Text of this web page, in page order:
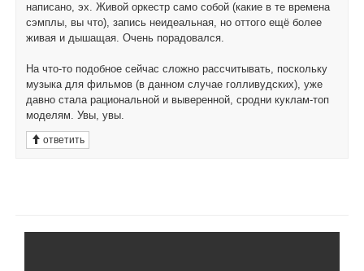
написано, эх. Живой оркестр само собой (какие в те времена
сэмплы, вы что), запись неидеальная, но оттого ещё более
живая и дышащая. Очень порадовался.
На что-то подобное сейчас сложно рассчитывать, поскольку
музыка для фильмов (в данном случае голливудских), уже
давно стала рациональной и выверенной, сродни куклам-топ
моделям. Увы, увы.
ответить